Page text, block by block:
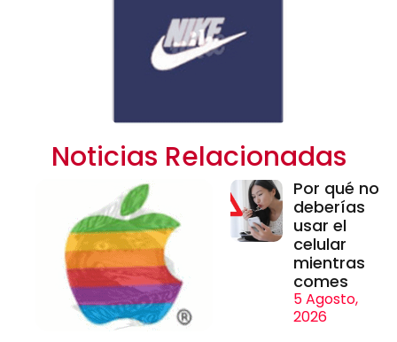
Noticias Relacionadas
Por qué no
deberías
usar el
celular
mientras
comes
5 Agosto,
2026